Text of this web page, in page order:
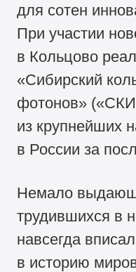
для сотен
При участии
в Кольцово
«Сибирский
фотонов»
из крупнейших
в России за
Немало
трудившихся в
навсегда
в историю